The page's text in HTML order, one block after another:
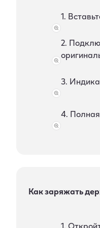
1.
2.
3.
4.
Как заряжать